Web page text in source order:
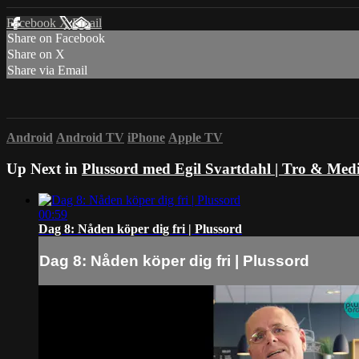
Facebook XEmail
Share on Facebook
Share on X
Share via Email
Android Android TV iPhone Apple TV
Up Next in Plussord med Egil Svartdahl | Tro &
00:59
Dag 8: Nåden köper dig fri | Plussord
Dag 8: Nåden köper dig fri | Plussord